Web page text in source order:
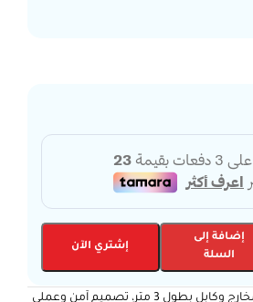
إضافة إلى
السلة
إشتري الآن
توصيلة كهرباء كولن بـ 4 مخارج وكابل بطول 3 متر، تصميم آمن وعملي